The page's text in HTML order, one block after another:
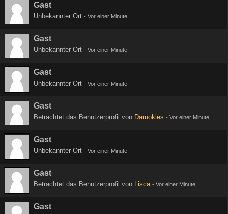
Gast
Unbekannter Ort - Vor einer Minute
Gast
Unbekannter Ort - Vor einer Minute
Gast
Unbekannter Ort - Vor einer Minute
Gast
Betrachtet das Benutzerprofil von Damokles - Vor einer Minute
Gast
Unbekannter Ort - Vor einer Minute
Gast
Betrachtet das Benutzerprofil von Lisca - Vor einer Minute
Gast